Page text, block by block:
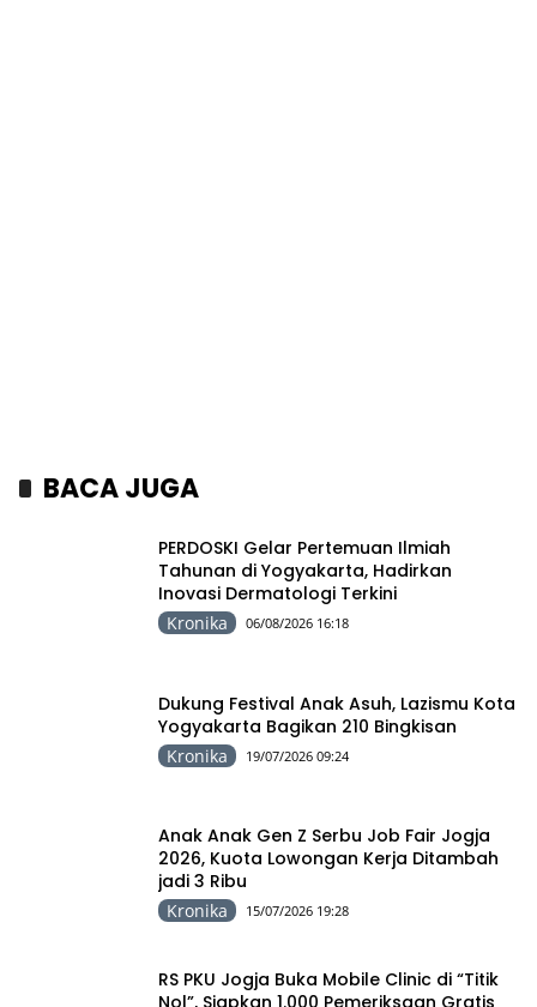
BACA JUGA
PERDOSKI Gelar Pertemuan Ilmiah
Tahunan di Yogyakarta, Hadirkan
Inovasi Dermatologi Terkini
Kronika 06/08/2026 16:18
Dukung Festival Anak Asuh, Lazismu Kota
Yogyakarta Bagikan 210 Bingkisan
Kronika 19/07/2026 09:24
Anak Anak Gen Z Serbu Job Fair Jogja
2026, Kuota Lowongan Kerja Ditambah
jadi 3 Ribu
Kronika 15/07/2026 19:28
RS PKU Jogja Buka Mobile Clinic di “Titik